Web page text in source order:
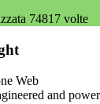
74817 volte
and